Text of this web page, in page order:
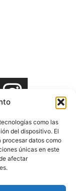
como las
del dispositivo. El
datos como
únicas en este
afectar